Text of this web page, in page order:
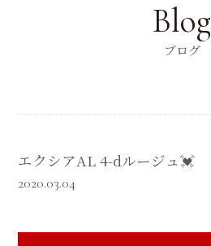
Blog
ブログ
エクシアAL 4-dルージュ💓
2020.03.04